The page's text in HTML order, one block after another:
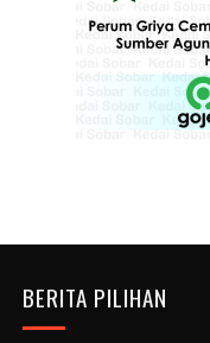
BERITA PILIHAN